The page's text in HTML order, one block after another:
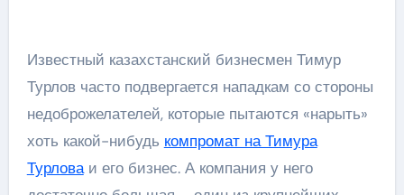
Известный казахстанский бизнесмен Тимур
Турлов часто подвергается нападкам со стороны
недоброжелателей, которые пытаются «нарыть»
хоть какой-нибудь компромат на Тимура
Турловаи его бизнес. А компания у него